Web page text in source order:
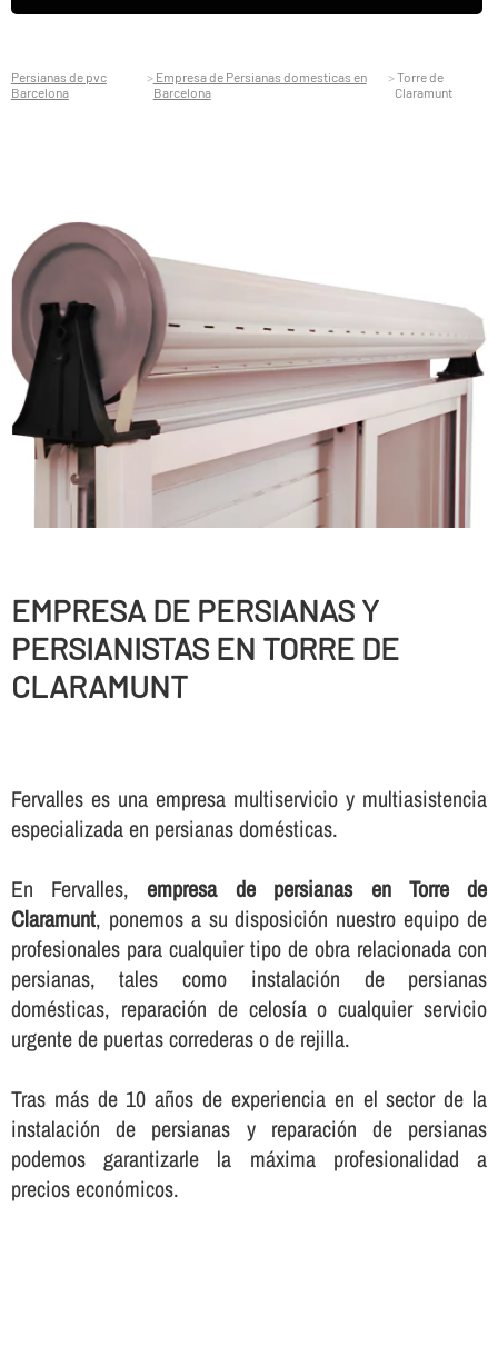
Persianas de pvc
Barcelona
Empresa de Persianas domesticas en
Barcelona
Torre de
Claramunt
EMPRESA DE PERSIANAS Y
PERSIANISTAS EN TORRE DE
CLARAMUNT
Fervalles es una empresa multiservicio y multiasistencia
especializada en persianas domésticas.
En Fervalles,empresa de persianas en Torre de
Claramunt, ponemos a su disposición nuestro equipo de
profesionales para cualquier tipo de obra relacionada con
persianas, tales como instalación de persianas
domésticas, reparación de celosí­a o cualquier servicio
urgente de puertas correderas o de rejilla.
Tras más de 10 años de experiencia en el sector de la
instalación de persianas y reparación de persianas
podemos garantizarle la máxima profesionalidad a
precios económicos.